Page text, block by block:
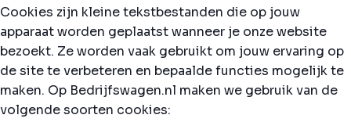
Cookies zijn kleine tekstbestanden die op jouw
apparaat worden geplaatst wanneer je onze website
bezoekt. Ze worden vaak gebruikt om jouw ervaring op
de site te verbeteren en bepaalde functies mogelijk te
maken. Op Bedrijfswagen.nl maken we gebruik van de
volgende soorten cookies: